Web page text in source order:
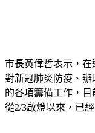
市長黃偉哲表示，
對新冠肺炎防疫、
的各項籌備工作，
從2/3啟燈以來，已